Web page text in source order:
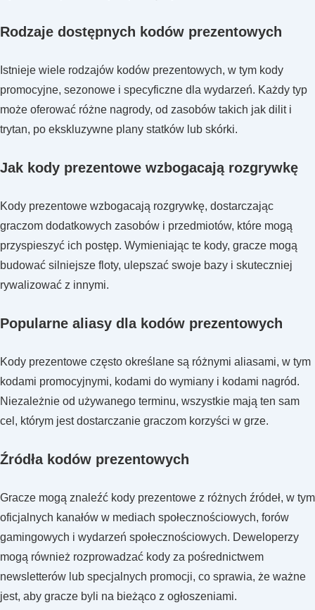
Rodzaje dostępnych kodów prezentowych
Istnieje wiele rodzajów kodów prezentowych, w tym kody
promocyjne, sezonowe i specyficzne dla wydarzeń. Każdy typ
może oferować różne nagrody, od zasobów takich jak dilit i
trytan, po ekskluzywne plany statków lub skórki.
Jak kody prezentowe wzbogacają rozgrywkę
Kody prezentowe wzbogacają rozgrywkę, dostarczając
graczom dodatkowych zasobów i przedmiotów, które mogą
przyspieszyć ich postęp. Wymieniając te kody, gracze mogą
budować silniejsze floty, ulepszać swoje bazy i skuteczniej
rywalizować z innymi.
Popularne aliasy dla kodów prezentowych
Kody prezentowe często określane są różnymi aliasami, w tym
kodami promocyjnymi, kodami do wymiany i kodami nagród.
Niezależnie od używanego terminu, wszystkie mają ten sam
cel, którym jest dostarczanie graczom korzyści w grze.
Źródła kodów prezentowych
Gracze mogą znaleźć kody prezentowe z różnych źródeł, w tym
oficjalnych kanałów w mediach społecznościowych, forów
gamingowych i wydarzeń społecznościowych. Deweloperzy
mogą również rozprowadzać kody za pośrednictwem
newsletterów lub specjalnych promocji, co sprawia, że ważne
jest, aby gracze byli na bieżąco z ogłoszeniami.